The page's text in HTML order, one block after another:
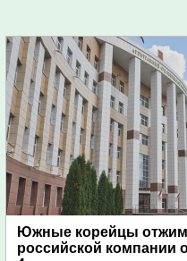
Южные корейцы
российской компании